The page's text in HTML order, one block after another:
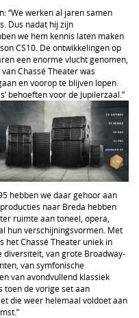
“We werken al jaren samen
Dus nadat hij zijn
we hem kennis laten maken
CS10. De ontwikkelingen op
een enorme vlucht genomen,
Chassé Theater was
en voorop te blijven lopen.
behoeften voor de Jupilerzaal.”
hebben we daar gehoor aan
naar Breda hebben
ruimte aan toneel, opera,
hun verschijningsvormen. Met
het Chassé Theater uniek in
diversiteit, van grote Broadway-
van symfonische
van avondvullend klassiek
toen de vorige set aan
die weer helemaal voldoet aan